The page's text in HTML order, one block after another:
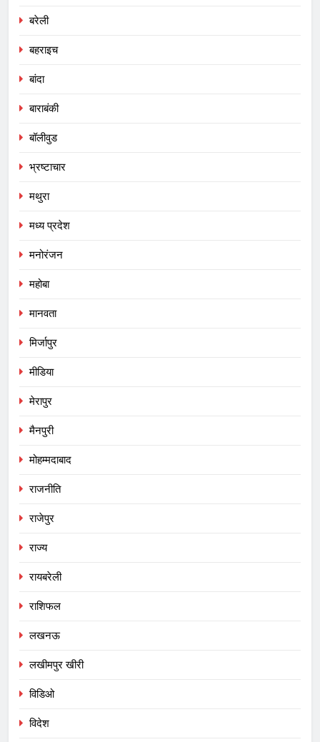
बरेली
बहराइच
बांदा
बाराबंकी
बॉलीवुड
भ्रष्टाचार
मथुरा
मध्य प्रदेश
मनोरंजन
महोबा
मानवता
मिर्जापुर
मीडिया
मेरापुर
मैनपुरी
मोहम्मदाबाद
राजनीति
राजेपुर
राज्य
रायबरेली
राशिफल
लखनऊ
लखीमपुर खीरी
विडिओ
विदेश